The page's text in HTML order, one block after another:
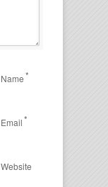
Name*
Email*
Website